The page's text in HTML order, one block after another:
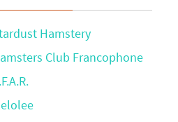
Hamstery
Club Francophone